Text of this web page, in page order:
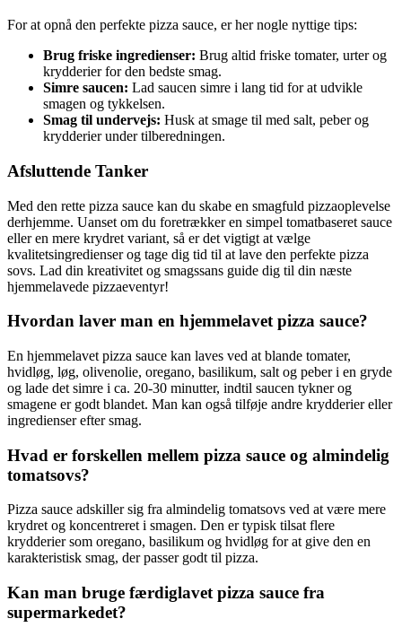
For at opnå den perfekte pizza sauce, er her nogle nyttige tips:
Brug friske ingredienser: Brug altid friske tomater, urter og
krydderier for den bedste smag.
Simre saucen: Lad saucen simre i lang tid for at udvikle
smagen og tykkelsen.
Smag til undervejs: Husk at smage til med salt, peber og
krydderier under tilberedningen.
Afsluttende Tanker
Med den rette pizza sauce kan du skabe en smagfuld pizzaoplevelse
derhjemme. Uanset om du foretrækker en simpel tomatbaseret sauce
eller en mere krydret variant, så er det vigtigt at vælge
kvalitetsingredienser og tage dig tid til at lave den perfekte pizza
sovs. Lad din kreativitet og smagssans guide dig til din næste
hjemmelavede pizzaeventyr!
Hvordan laver man en hjemmelavet pizza sauce?
En hjemmelavet pizza sauce kan laves ved at blande tomater,
hvidløg, løg, olivenolie, oregano, basilikum, salt og peber i en gryde
og lade det simre i ca. 20-30 minutter, indtil saucen tykner og
smagene er godt blandet. Man kan også tilføje andre krydderier eller
ingredienser efter smag.
Hvad er forskellen mellem pizza sauce og almindelig
tomatsovs?
Pizza sauce adskiller sig fra almindelig tomatsovs ved at være mere
krydret og koncentreret i smagen. Den er typisk tilsat flere
krydderier som oregano, basilikum og hvidløg for at give den en
karakteristisk smag, der passer godt til pizza.
Kan man bruge færdiglavet pizza sauce fra
supermarkedet?